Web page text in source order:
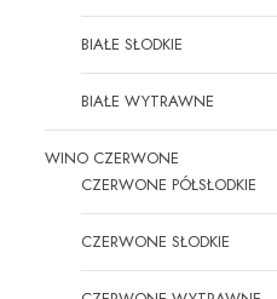
BIAŁE SŁODKIE
BIAŁE WYTRAWNE
WINO CZERWONE
CZERWONE PÓŁSŁODKIE
CZERWONE SŁODKIE